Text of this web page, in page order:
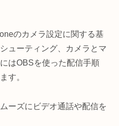
のカメラ設定に関する基
ューティング、カメラとマ
はOBSを使った配信手順
す。
ーズにビデオ通話や配信を